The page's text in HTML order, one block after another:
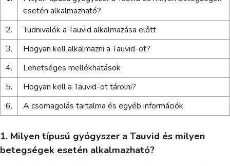
esetén alkalmazható?
2.
Tudnivalók a Tauvid alkalmazása előtt
3.
Hogyan kell alkalmazni a Tauvid-ot?
4.
Lehetséges mellékhatások
5.
Hogyan kell a Tauvid-ot tárolni?
6.
A csomagolás tartalma és egyéb információk
1. Milyen típusú gyógyszer a Tauvid és milyen
betegségek esetén alkalmazható?